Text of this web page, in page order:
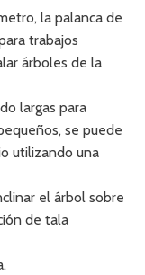
la palanca de
trabajos
árboles de la
largas para
se puede
utilizando una
el árbol sobre
de tala